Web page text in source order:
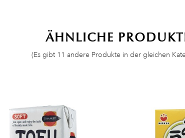
ÄHNLICHE
(Es gibt 11 andere Produkte in der gleichen